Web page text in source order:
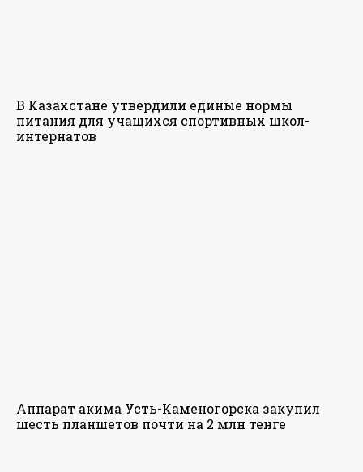
В Казахстане утвердили единые нормы
питания для учащихся спортивных школ-
интернатов
Аппарат акима Усть-Каменогорска закупил
шесть планшетов почти на 2 млн тенге